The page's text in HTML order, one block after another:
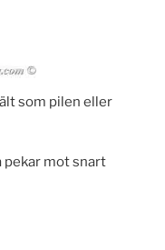
som pilen eller
mot snart